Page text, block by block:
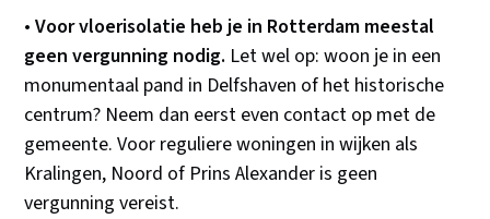
•Voor vloerisolatie heb je in Rotterdam meestal
geen vergunning nodig. Let wel op: woon je in een
monumentaal pand in Delfshaven of het historische
centrum? Neem dan eerst even contact op met de
gemeente. Voor reguliere woningen in wijken als
Kralingen, Noord of Prins Alexander is geen
vergunning vereist.